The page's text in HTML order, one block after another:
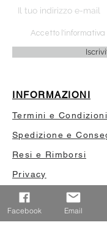
Accetto l'informativa
INFORMAZIONI
Termini e
Spedizione e
Resi e Rimborsi
Privacy
Il mio account
Privilege card
Facebook Email